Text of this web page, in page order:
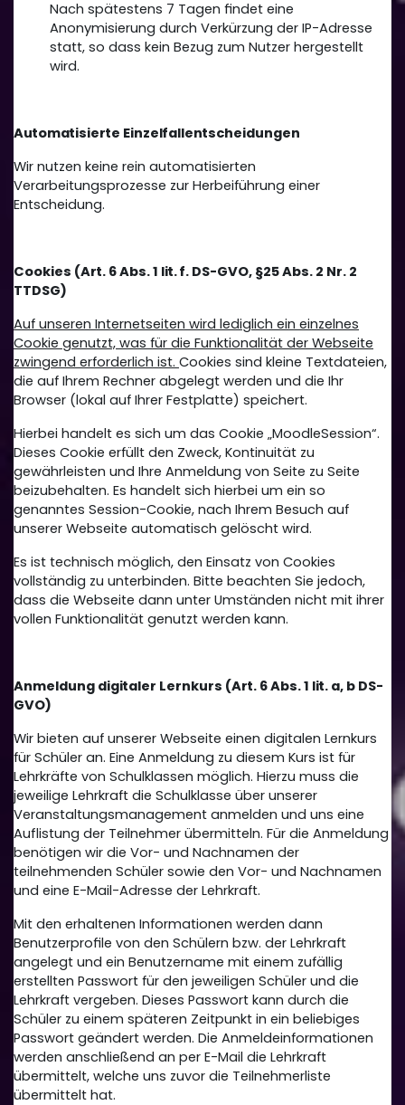
Nach spätestens 7 Tagen findet eine
Anonymisierung durch Verkürzung der IP-Adresse
statt, so dass kein Bezug zum Nutzer hergestellt
wird.
Automatisierte Einzelfallentscheidungen
Wir nutzen keine rein automatisierten
Verarbeitungsprozesse zur Herbeiführung einer
Entscheidung.
Cookies (Art. 6 Abs. 1 lit. f. DS-GVO, §25 Abs. 2 Nr. 2
TTDSG)
Auf unseren Internetseiten wird lediglich ein einzelnes
Cookie genutzt, was für die Funktionalität der Webseite
zwingend erforderlich ist. Cookies sind kleine Textdateien,
die auf Ihrem Rechner abgelegt werden und die Ihr
Browser (lokal auf Ihrer Festplatte) speichert.
Hierbei handelt es sich um das Cookie „MoodleSession“.
Dieses Cookie erfüllt den Zweck, Kontinuität zu
gewährleisten und Ihre Anmeldung von Seite zu Seite
beizubehalten. Es handelt sich hierbei um ein so
genanntes Session-Cookie, nach Ihrem Besuch auf
unserer Webseite automatisch gelöscht wird.
Es ist technisch möglich, den Einsatz von Cookies
vollständig zu unterbinden. Bitte beachten Sie jedoch,
dass die Webseite dann unter Umständen nicht mit ihrer
vollen Funktionalität genutzt werden kann.
Anmeldung digitaler Lernkurs (Art. 6 Abs. 1 lit. a, b DS-
GVO)
Wir bieten auf unserer Webseite einen digitalen Lernkurs
für Schüler an. Eine Anmeldung zu diesem Kurs ist für
Lehrkräfte von Schulklassen möglich. Hierzu muss die
jeweilige Lehrkraft die Schulklasse über unserer
Veranstaltungsmanagement anmelden und uns eine
Auflistung der Teilnehmer übermitteln. Für die Anmeldung
benötigen wir die Vor- und Nachnamen der
teilnehmenden Schüler sowie den Vor- und Nachnamen
und eine E-Mail-Adresse der Lehrkraft.
Mit den erhaltenen Informationen werden dann
Benutzerprofile von den Schülern bzw. der Lehrkraft
angelegt und ein Benutzername mit einem zufällig
erstellten Passwort für den jeweiligen Schüler und die
Lehrkraft vergeben. Dieses Passwort kann durch die
Schüler zu einem späteren Zeitpunkt in ein beliebiges
Passwort geändert werden. Die Anmeldeinformationen
werden anschließend an per E-Mail die Lehrkraft
übermittelt, welche uns zuvor die Teilnehmerliste
übermittelt hat.